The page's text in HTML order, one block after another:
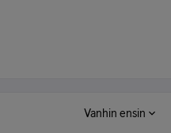
Vanhin ensin